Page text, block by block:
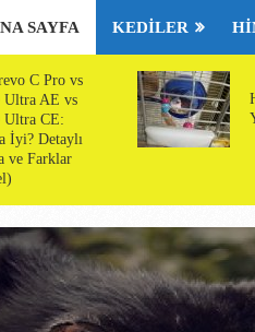
SAYFA KEDILER
C Pro vs
Ultra AE vs
Ultra CE:
İyi? Detaylı
ve Farklar